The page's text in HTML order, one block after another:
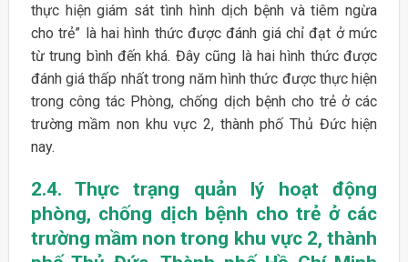
thực hiện giám sát tình hình dịch bệnh và tiêm ngừa
cho trẻ” là hai hình thức được đánh giá chỉ đạt ở mức
từ trung bình đến khá. Đây cũng là hai hình thức được
đánh giá thấp nhất trong năm hình thức được thực hiện
trong công tác Phòng, chống dịch bệnh cho trẻ ở các
trường mầm non khu vực 2, thành phố Thủ Đức hiện
nay.
2.4. Thực trạng quản lý hoạt động
phòng, chống dịch bệnh cho trẻ ở các
trường mầm non trong khu vực 2, thành